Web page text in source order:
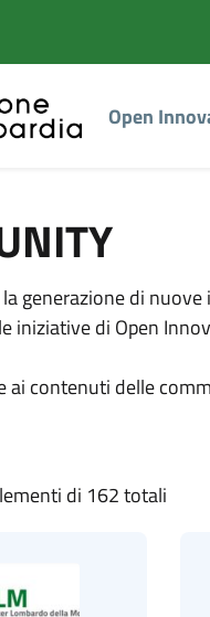
Open
la generazione di
iniziative di Open
ai contenuti delle
di 162 totali